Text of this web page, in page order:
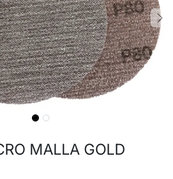
MALLA GOLD